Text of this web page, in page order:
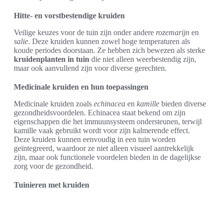
Hitte- en vorstbestendige kruiden
Veilige keuzes voor de tuin zijn onder andere rozemarijn en
salie. Deze kruiden kunnen zowel hoge temperaturen als
koude periodes doorstaan. Ze hebben zich bewezen als sterke
kruidenplanten in tuin die niet alleen weerbestendig zijn,
maar ook aanvullend zijn voor diverse gerechten.
Medicinale kruiden en hun toepassingen
Medicinale kruiden zoals echinacea en kamille bieden diverse
gezondheidsvoordelen. Echinacea staat bekend om zijn
eigenschappen die het immuunsysteem ondersteunen, terwijl
kamille vaak gebruikt wordt voor zijn kalmerende effect.
Deze kruiden kunnen eenvoudig in een tuin worden
geïntegreerd, waardoor ze niet alleen visueel aantrekkelijk
zijn, maar ook functionele voordelen bieden in de dagelijkse
zorg voor de gezondheid.
Tuinieren met kruiden